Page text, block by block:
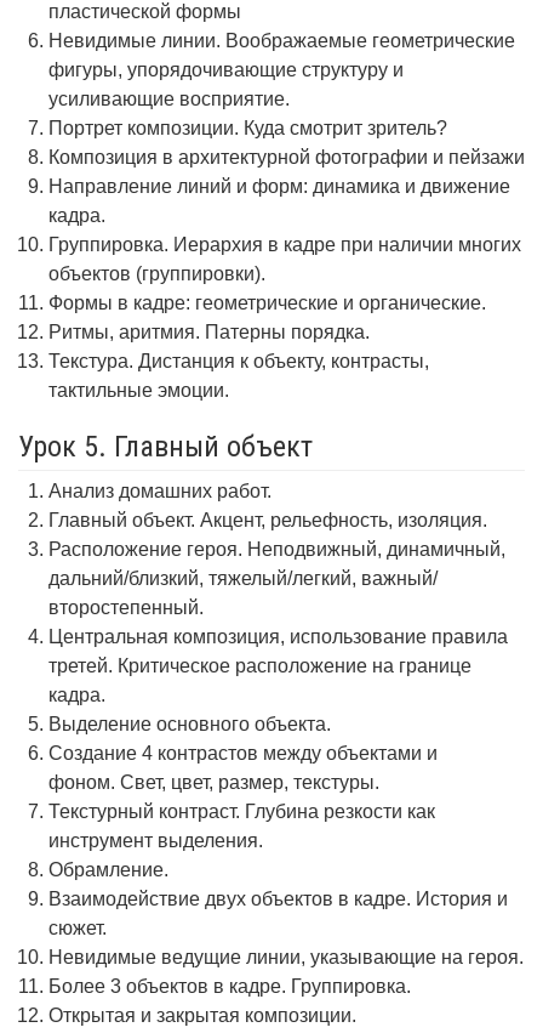
пластической формы
Невидимые линии. Воображаемые геометрические
фигуры, упорядочивающие структуру и
усиливающие восприятие.
Портрет композиции. Куда смотрит зритель?
Композиция в архитектурной фотографии и пейзажи
Направление линий и форм: динамика и движение
кадра.
Группировка. Иерархия в кадре при наличии многих
объектов (группировки).
Формы в кадре: геометрические и органические.
Ритмы, аритмия. Патерны порядка.
Текстура. Дистанция к объекту, контрасты,
тактильные эмоции.
Урок 5. Главный объект
Анализ домашних работ.
Главный объект. Акцент, рельефность, изоляция.
Расположение героя. Неподвижный, динамичный,
дальний/близкий, тяжелый/легкий, важный/
второстепенный.
Центральная композиция, использование правила
третей. Критическое расположение на границе
кадра.
Выделение основного объекта.
Создание 4 контрастов между объектами и
фоном. Свет, цвет, размер, текстуры.
Текстурный контраст. Глубина резкости как
инструмент выделения.
Обрамление.
Взаимодействие двух объектов в кадре. История и
сюжет.
Невидимые ведущие линии, указывающие на героя.
Более 3 объектов в кадре. Группировка.
Открытая и закрытая композиции.